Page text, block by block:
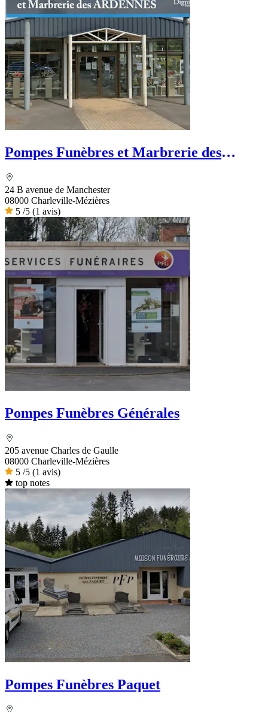
Pompes Funèbres et Marbrerie des
24 B avenue de Manchester
08000 Charleville-Mézières
5 /5 (1 avis)
Pompes Funèbres Générales
205 avenue Charles de Gaulle
08000 Charleville-Mézières
5 /5 (1 avis)
top notes
Pompes Funèbres Paquet